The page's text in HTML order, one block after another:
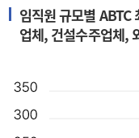
임직원 규모별
업체, 건설수주업체,